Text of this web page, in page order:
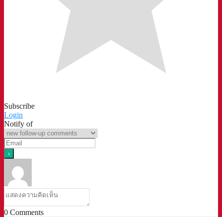
Subscribe
Login
Notify of
0 Comments